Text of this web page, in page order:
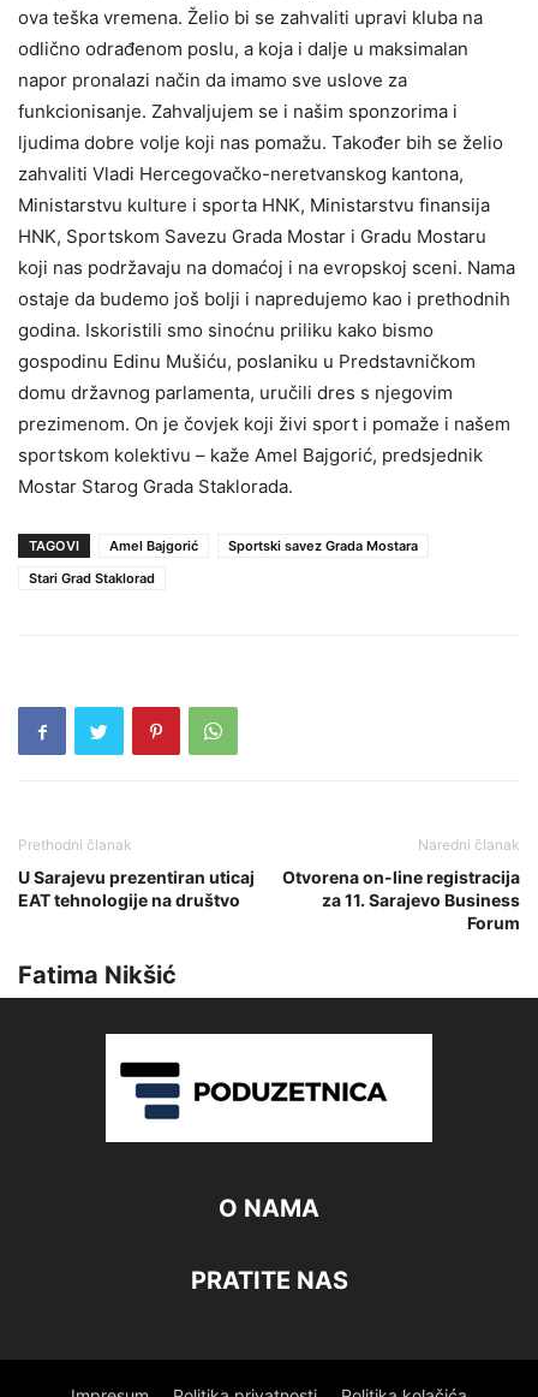
ova teška vremena. Želio bi se zahvaliti upravi kluba na
odlično odrađenom poslu, a koja i dalje u maksimalan
napor pronalazi način da imamo sve uslove za
funkcionisanje. Zahvaljujem se i našim sponzorima i
ljudima dobre volje koji nas pomažu. Također bih se želio
zahvaliti Vladi Hercegovačko-neretvanskog kantona,
Ministarstvu kulture i sporta HNK, Ministarstvu finansija
HNK, Sportskom Savezu Grada Mostar i Gradu Mostaru
koji nas podržavaju na domaćoj i na evropskoj sceni. Nama
ostaje da budemo još bolji i napredujemo kao i prethodnih
godina. Iskoristili smo sinoćnu priliku kako bismo
gospodinu Edinu Mušiću, poslaniku u Predstavničkom
domu državnog parlamenta, uručili dres s njegovim
prezimenom. On je čovjek koji živi sport i pomaže i našem
sportskom kolektivu – kaže Amel Bajgorić, predsjednik
Mostar Starog Grada Staklorada.
TAGOVI Amel Bajgorić
Sportski savez Grada Mostara
Stari Grad Staklorad
Prethodni članak
U Sarajevu prezentiran uticaj
EAT tehnologije na društvo
Naredni članak
Otvorena on-line registracija
za 11. Sarajevo Business
Forum
Fatima Nikšić
O NAMA
PRATITE NAS